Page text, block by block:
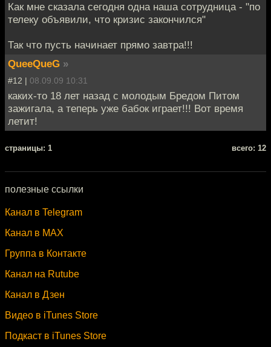
Как мне сказала сегодня одна наша сотрудница - "по
телеку объявили, что кризис закончился"
Так что пусть начинает прямо завтра!!!
QueeQueG »
#12 | 08.09.09 10:31
каких-то 18 лет назад с молодым Бредом Питом
зажигала, а теперь уже бабок играет!!! Вот время
летит!
cтраницы: 1 всего: 12
полезные ссылки
Канал в Telegram
Канал в MAX
Группа в Контакте
Канал на Rutube
Канал в Дзен
Видео в iTunes Store
Подкаст в iTunes Store